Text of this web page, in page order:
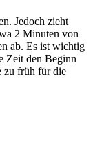
Jedoch zieht
2 Minuten von
ab. Es ist wichtig
Zeit den Beginn
zu früh für die